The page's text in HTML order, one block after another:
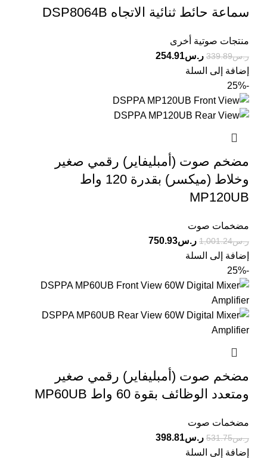
سماعة حائط ثنائية الاتجاه DSP8064B
منتجات صوتية أخرى
ر.س339.89 ر.س254.91
إضافة إلى السلة
-25%
مضخم صوت (أمبليفاير) رقمي صغير
وخلاط (ميكسر) بقدرة 120 واط
MP120UB
مضخمات صوت
ر.س1,001.24 ر.س750.93
إضافة إلى السلة
-25%
مضخم صوت (أمبليفاير) رقمي صغير
ومتعدد الوظائف بقوة 60 واط MP60UB
مضخمات صوت
ر.س531.75 ر.س398.81
إضافة إلى السلة